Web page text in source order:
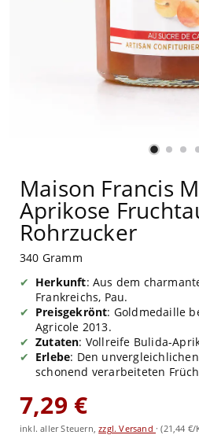
Maison Francis
Aprikose
Rohrzucker
340 Gramm
Herkunft: Aus dem
Frankreichs, Pau.
Preisgekrönt: Goldmedaille
Agricole 2013.
Zutaten: Vollreife Bulida-
Erlebe: Den
schonend verarbeiteten
7,29 €
inkl. aller Steuern,zzgl. Versand ·(21,44